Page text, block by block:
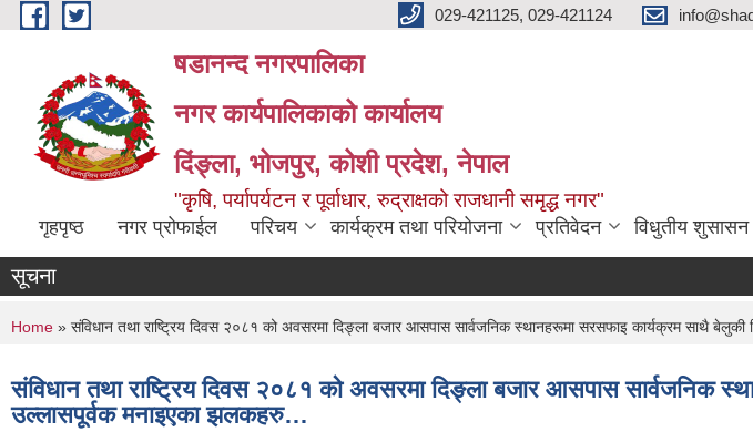
Skip to main content 029-421125, 029-421124
षडानन्द नगरपालिका
नगर कार्यपालिकाको कार्यालय
दिंङ्ला, भोजपुर, कोशी प्रदेश, नेपाल
"कृषि, पर्यापर्यटन र पूर्वाधार, रुद्राक्षको राजधानी समृद्ध नगर"
गृहपृष्ठ नगर प्रोफाईल परिचय कार्यक्रम तथा परियोजना प्रतिवेदन विधुतीय शुसासन
सूचना
You are here
Home » संविधान तथा राष्ट्रिय दिवस २०८१ को अवसरमा दिङ्ला बजार आसपास सार्वजनिक स्थानहरूमा सरसफाइ कार्यक्रम साथै
संविधान तथा राष्ट्रिय दिवस २०८१ को अवसरमा दिङ्ला बजार आसपास सार्वजनिक
उल्लासपूर्वक मनाइएका झलकहरु…